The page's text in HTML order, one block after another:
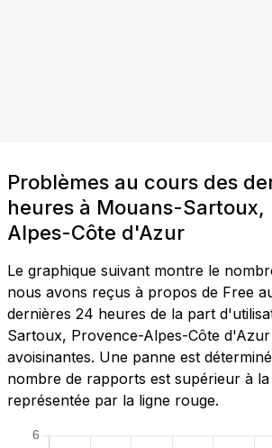
Problèmes au cours des
heures à Mouans-Sartoux,
Alpes-Côte d'Azur
Le graphique suivant montre le
nous avons reçus à propos de Free
dernières 24 heures de la part
Sartoux, Provence-Alpes-Côte
avoisinantes. Une panne est
nombre de rapports est supérieur à la
représentée par la ligne rouge.